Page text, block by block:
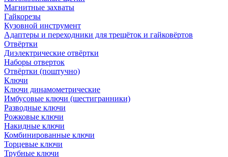
Магнитные захваты
Гайкорезы
Кузовной инструмент
Адаптеры и переходники для трещёток и гайковёртов
Отвёртки
Диэлектрические отвёртки
Наборы отверток
Отвёртки (поштучно)
Ключи
Ключи динамометрические
Имбусовые ключи (шестигранники)
Разводные ключи
Рожковые ключи
Накидные ключи
Комбинированные ключи
Торцевые ключи
Трубные ключи